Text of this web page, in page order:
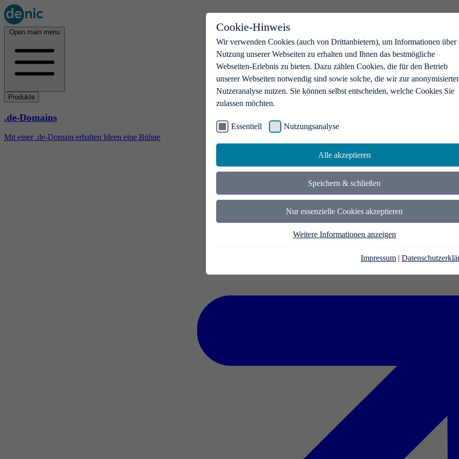
Cookie-Hinweis
Wir verwenden Cookies (auch von Drittanbietern), um Informationen über
Nutzung unserer Webseiten zu erhalten und Ihnen das bestmögliche
Webseiten-Erlebnis zu bieten. Dazu zählen Cookies, die für den Betrieb
unserer Webseiten notwendig sind sowie solche, die wir zur
Nutzeranalyse nutzen. Sie können selbst entscheiden, welche Cookies Sie
zulassen möchten.
Essentiell Nutzungsanalyse
Alle akzeptieren
Speichern & schließen
Nur essenzielle Cookies akzeptieren
Weitere Informationen anzeigen
Impressum |
Open main menu
Produkte
.de-Domains
Mit einer .de-Domain erhalten Ideen eine Bühne